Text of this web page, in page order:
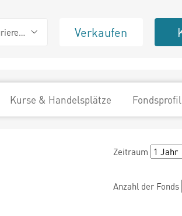
Verkaufen
Kurse & Handelsplätze Fondsprofil
Zeitraum
Anzahl der Fonds